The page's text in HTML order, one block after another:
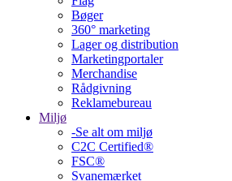
Bøger
360° marketing
Lager og distribution
Marketing­portaler
Merchandise
Rådgivning
Reklamebureau
Miljø
-Se alt om miljø
C2C Certified®
FSC®
Svanemærket